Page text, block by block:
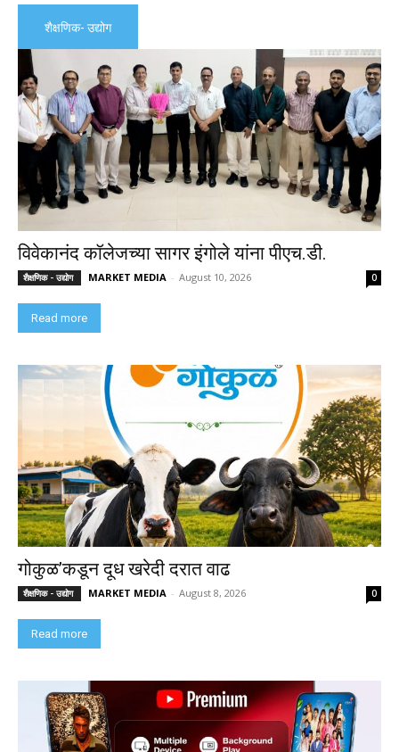
शैक्षणिक- उद्योग
विवेकानंद कॉलेजच्या सागर इंगोले यांना पीएच.डी.
शैक्षणिक - उद्योग MARKET MEDIA - August 10, 2026 0
Read more
गोकुळ’कडून दूध खरेदी दरात वाढ
शैक्षणिक - उद्योग MARKET MEDIA - August 8, 2026 0
Read more